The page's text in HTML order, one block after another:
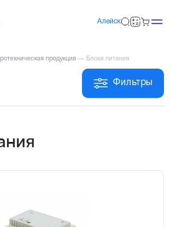
Алейск
продукция — Блоки питания
Фильтры